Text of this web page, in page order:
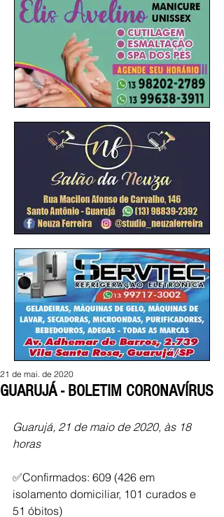
GUARUJÁ - BOLETIM CORONAVÍRUS
21 de mai. de 2020
Guarujá, 21 de maio de 2020, às 18
horas
✅Confirmados: 609 (426 em
isolamento domiciliar, 101 curados e
51 óbitos)